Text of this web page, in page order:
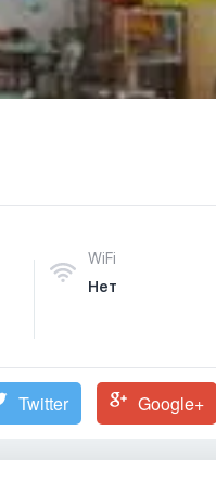
WiFi
Нет
Twitter Google+